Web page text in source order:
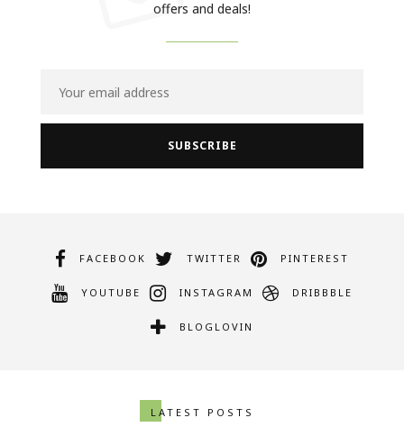
offers and deals!
FACEBOOK TWITTER PINTEREST
YOUTUBE INSTAGRAM DRIBBBLE
BLOGLOVIN
LATEST POSTS